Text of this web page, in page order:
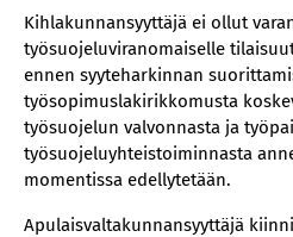
Kihlakunnansyyttäjä ei ollut
työsuojeluviranomaiselle
ennen syyteharkinnan
työsopimuslakirikkomusta
työsuojelun valvonnasta ja
työsuojeluyhteistoiminnasta
momentissa edellytetään.
Apulaisvaltakunnansyyttäjä